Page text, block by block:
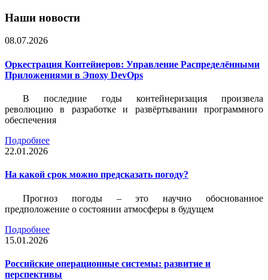
Наши новости
08.07.2026
Оркестрация Контейнеров: Управление Распределёнными
Приложениями в Эпоху DevOps
В последние годы контейнеризация произвела
революцию в разработке и развёртывании программного
обеспечения
Подробнее
22.01.2026
На какой срок можно предсказать погоду?
Прогноз погоды – это научно обоснованное
предположение о состоянии атмосферы в будущем
Подробнее
15.01.2026
Российские операционные системы: развитие и
перспективы